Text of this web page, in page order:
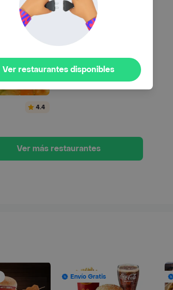
4.4
Ver más restaurantes
Envío Gratis
Ver restaurantes disponibles